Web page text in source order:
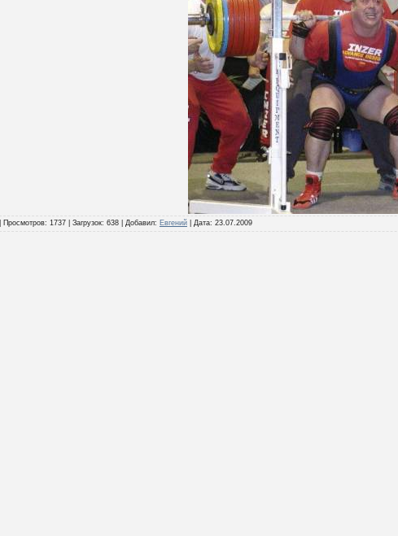
Просмотров: 1737| Загрузок: 638| Добавил: Евгений| Дата: 23.07.2009